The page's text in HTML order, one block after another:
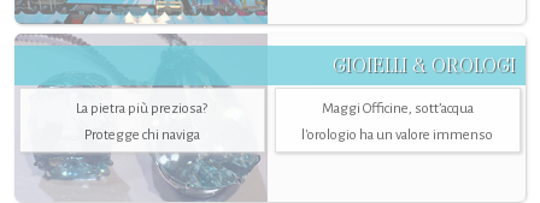
GIOIELLI & OROLOGI
La pietra più preziosa?
Protegge chi naviga
Maggi Officine, sott’acqua
l'orologio ha un valore immenso